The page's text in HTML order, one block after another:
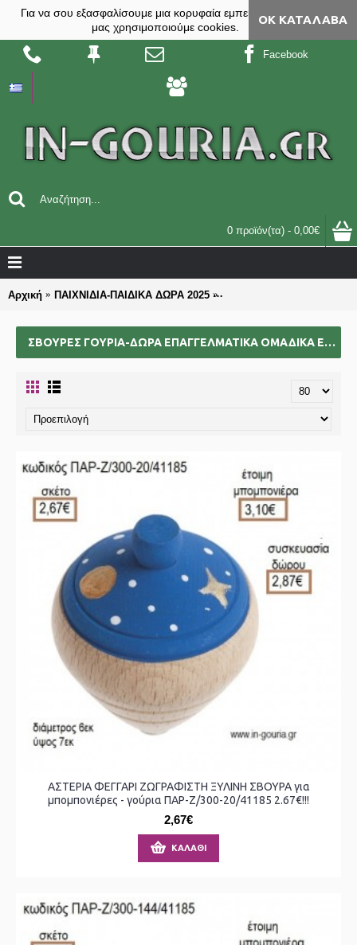
Για να σου εξασφαλίσουμε μια κορυφαία εμπειρία, στο site
μας χρησιμοποιούμε cookies.
ΟΚ ΚΑΤΆΛΑΒΑ
Facebook
0 προϊόν(τα) - 0,00€
Αρχική ΠΑΙΧΝΙΔΙΑ-ΠΑΙΔΙΚΑ ΔΩΡΑ 2025 ΣΒΟΥΡΕΣ γούρια-δώρα
ΣΒΟΥΡΕΣ ΓΟΎΡΙΑ-ΔΏΡΑ ΕΠΑΓΓΕΛΜΑΤΙΚΆ ΟΜΑΔΙΚΆ ΕΠΙΧΕΙΡΗΜΑΤΙΚΆ ΓΙΑ BAZZAR ΣΧΟΛΕΊΑ ΣΥΛΛΌΓΟΥΣ 2025
ΑΣΤΕΡΙΑ ΦΕΓΓΑΡΙ ΖΩΓΡΑΦΙΣΤΗ ΞΥΛΙΝΗ ΣΒΟΥΡΑ για
μπομπονιέρες - γούρια ΠΑΡ-Ζ/300-20/41185 2.67€!!!
2,67€
ΚΑΛΆΘΙ